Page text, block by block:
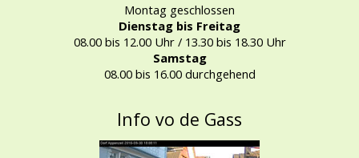
Montag geschlossen
Dienstag bis Freitag
08.00 bis 12.00 Uhr / 13.30 bis 18.30 Uhr
Samstag
08.00 bis 16.00 durchgehend
Info vo de Gass